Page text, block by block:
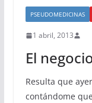
PSEUDOMEDICINAS
1 abril, 2013
El
Resulta que
contándome